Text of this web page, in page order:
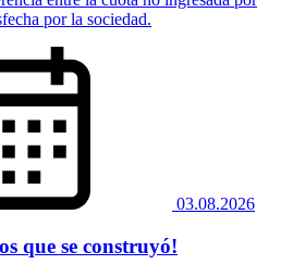
por la sociedad.
03.08.2026
que se construyó!